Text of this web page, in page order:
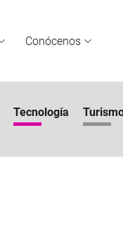
Conócenos
Tecnología